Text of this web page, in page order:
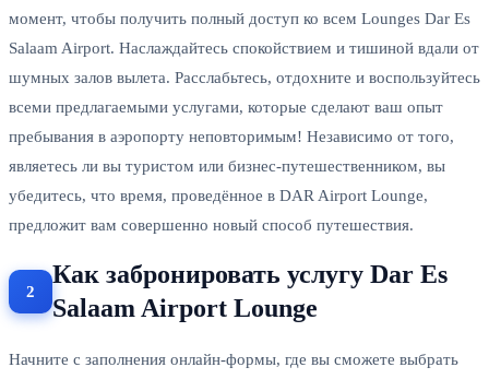
момент, чтобы получить полный доступ ко всем Lounges Dar Es
Salaam Airport. Наслаждайтесь спокойствием и тишиной вдали от
шумных залов вылета. Расслабьтесь, отдохните и воспользуйтесь
всеми предлагаемыми услугами, которые сделают ваш опыт
пребывания в аэропорту неповторимым! Независимо от того,
являетесь ли вы туристом или бизнес-путешественником, вы
убедитесь, что время, проведённое в DAR Airport Lounge,
предложит вам совершенно новый способ путешествия.
Как забронировать услугу Dar Es
Salaam Airport Lounge
Начните с заполнения онлайн-формы, где вы сможете выбрать